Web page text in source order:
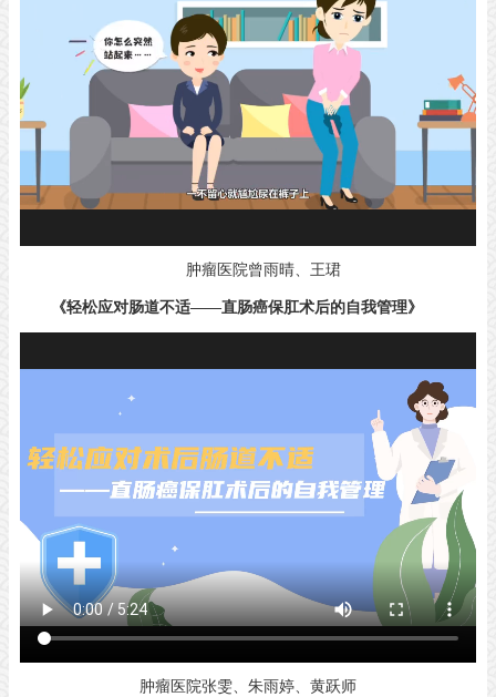
肿瘤医院曾雨晴、王珺
《轻松应对肠道不适——直肠癌保肛术后的自我管理》
肿瘤医院张雯、朱雨婷、黄跃师